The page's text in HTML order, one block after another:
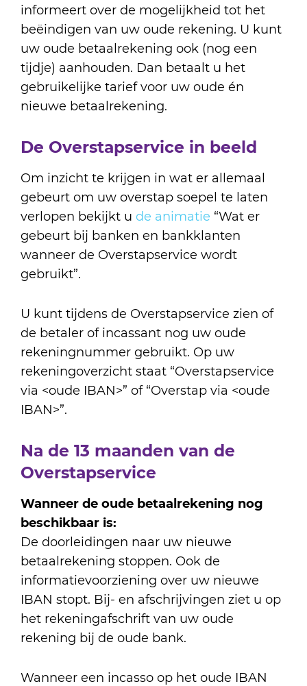
informeert over de mogelijkheid tot het
beëindigen van uw oude rekening. U kunt
uw oude betaalrekening ook (nog een
tijdje) aanhouden. Dan betaalt u het
gebruikelijke tarief voor uw oude én
nieuwe betaalrekening.
De Overstapservice in beeld
Om inzicht te krijgen in wat er allemaal
gebeurt om uw overstap soepel te laten
verlopen bekijkt u de animatie “Wat er
gebeurt bij banken en bankklanten
wanneer de Overstapservice wordt
gebruikt”.
U kunt tijdens de Overstapservice zien of
de betaler of incassant nog uw oude
rekeningnummer gebruikt. Op uw
rekeningoverzicht staat “Overstapservice
via <oude IBAN>” of “Overstap via <oude
IBAN>”.
Na de 13 maanden van de
Overstapservice
Wanneer de oude betaalrekening nog
beschikbaar is:
De doorleidingen naar uw nieuwe
betaalrekening stoppen. Ook de
informatievoorziening over uw nieuwe
IBAN stopt. Bij- en afschrijvingen ziet u op
het rekeningafschrift van uw oude
rekening bij de oude bank.
Wanneer een incasso op het oude IBAN